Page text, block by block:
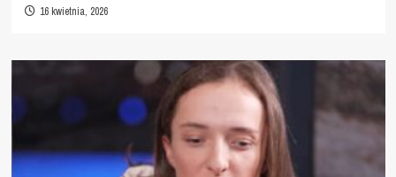
16 kwietnia, 2026